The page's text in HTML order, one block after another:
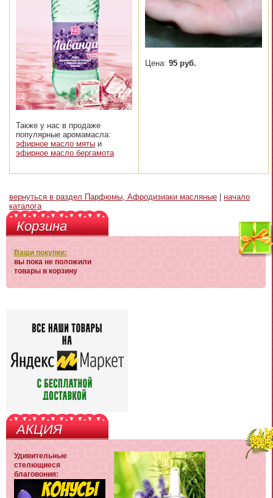
Также у нас в продаже
популярные аромамасла:
эфирное масло мяты и
эфирное масло бергамота
Цена: 95 руб.
вернуться в раздел Парфюмы, Афродизиаки масляные | начало
каталога
Корзина
Ваши покупки:
вы пока не положили
товары в корзину
АКЦИЯ
Удивительные
стелющиеся
благовония: